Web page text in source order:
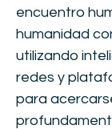
encuentro
humanidad
utilizando
redes y
para